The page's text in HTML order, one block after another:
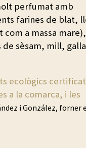
perfumat amb
farines de blat,
a massa mare),
de sèsam, mill,
ecològics
a la comarca, i les
i González, forner